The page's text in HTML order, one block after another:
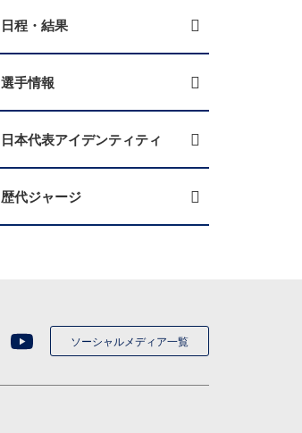
日程・結果
選手情報
日本代表アイデンティティ
歴代ジャージ
ソーシャルメディア一覧